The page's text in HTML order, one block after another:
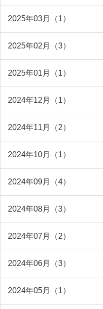
2025年03月（1）
2025年02月（3）
2025年01月（1）
2024年12月（1）
2024年11月（2）
2024年10月（1）
2024年09月（4）
2024年08月（3）
2024年07月（2）
2024年06月（3）
2024年05月（1）